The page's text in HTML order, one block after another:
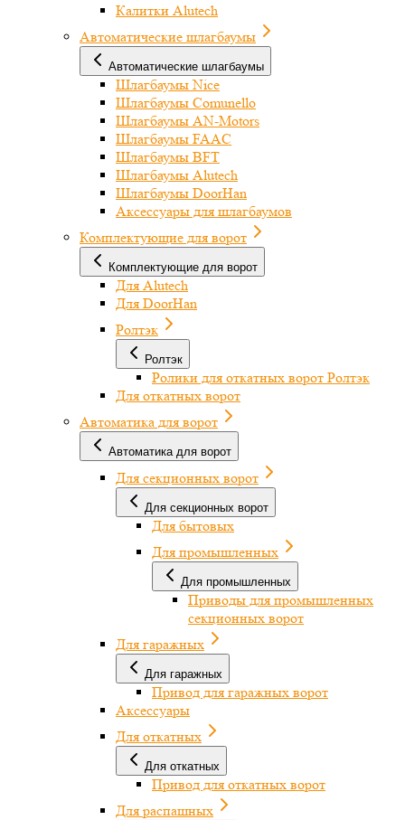
Калитки Alutech
Автоматические шлагбаумы
Автоматические шлагбаумы
Шлагбаумы Nice
Шлагбаумы Comunello
Шлагбаумы AN-Motors
Шлагбаумы FAAC
Шлагбаумы BFT
Шлагбаумы Alutech
Шлагбаумы DoorHan
Аксессуары для шлагбаумов
Комплектующие для ворот
Комплектующие для ворот
Для Alutech
Для DoorHan
Ролтэк
Ролтэк
Ролики для откатных ворот Ролтэк
Для откатных ворот
Автоматика для ворот
Автоматика для ворот
Для секционных ворот
Для секционных ворот
Для бытовых
Для промышленных
Для промышленных
Приводы для промышленных
секционных ворот
Для гаражных
Для гаражных
Привод для гаражных ворот
Аксессуары
Для откатных
Для откатных
Привод для откатных ворот
Для распашных